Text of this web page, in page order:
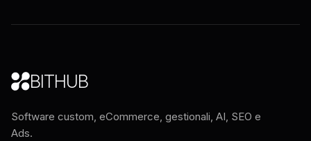
BITHUB
Software custom, eCommerce, gestionali, AI, SEO e
Ads.